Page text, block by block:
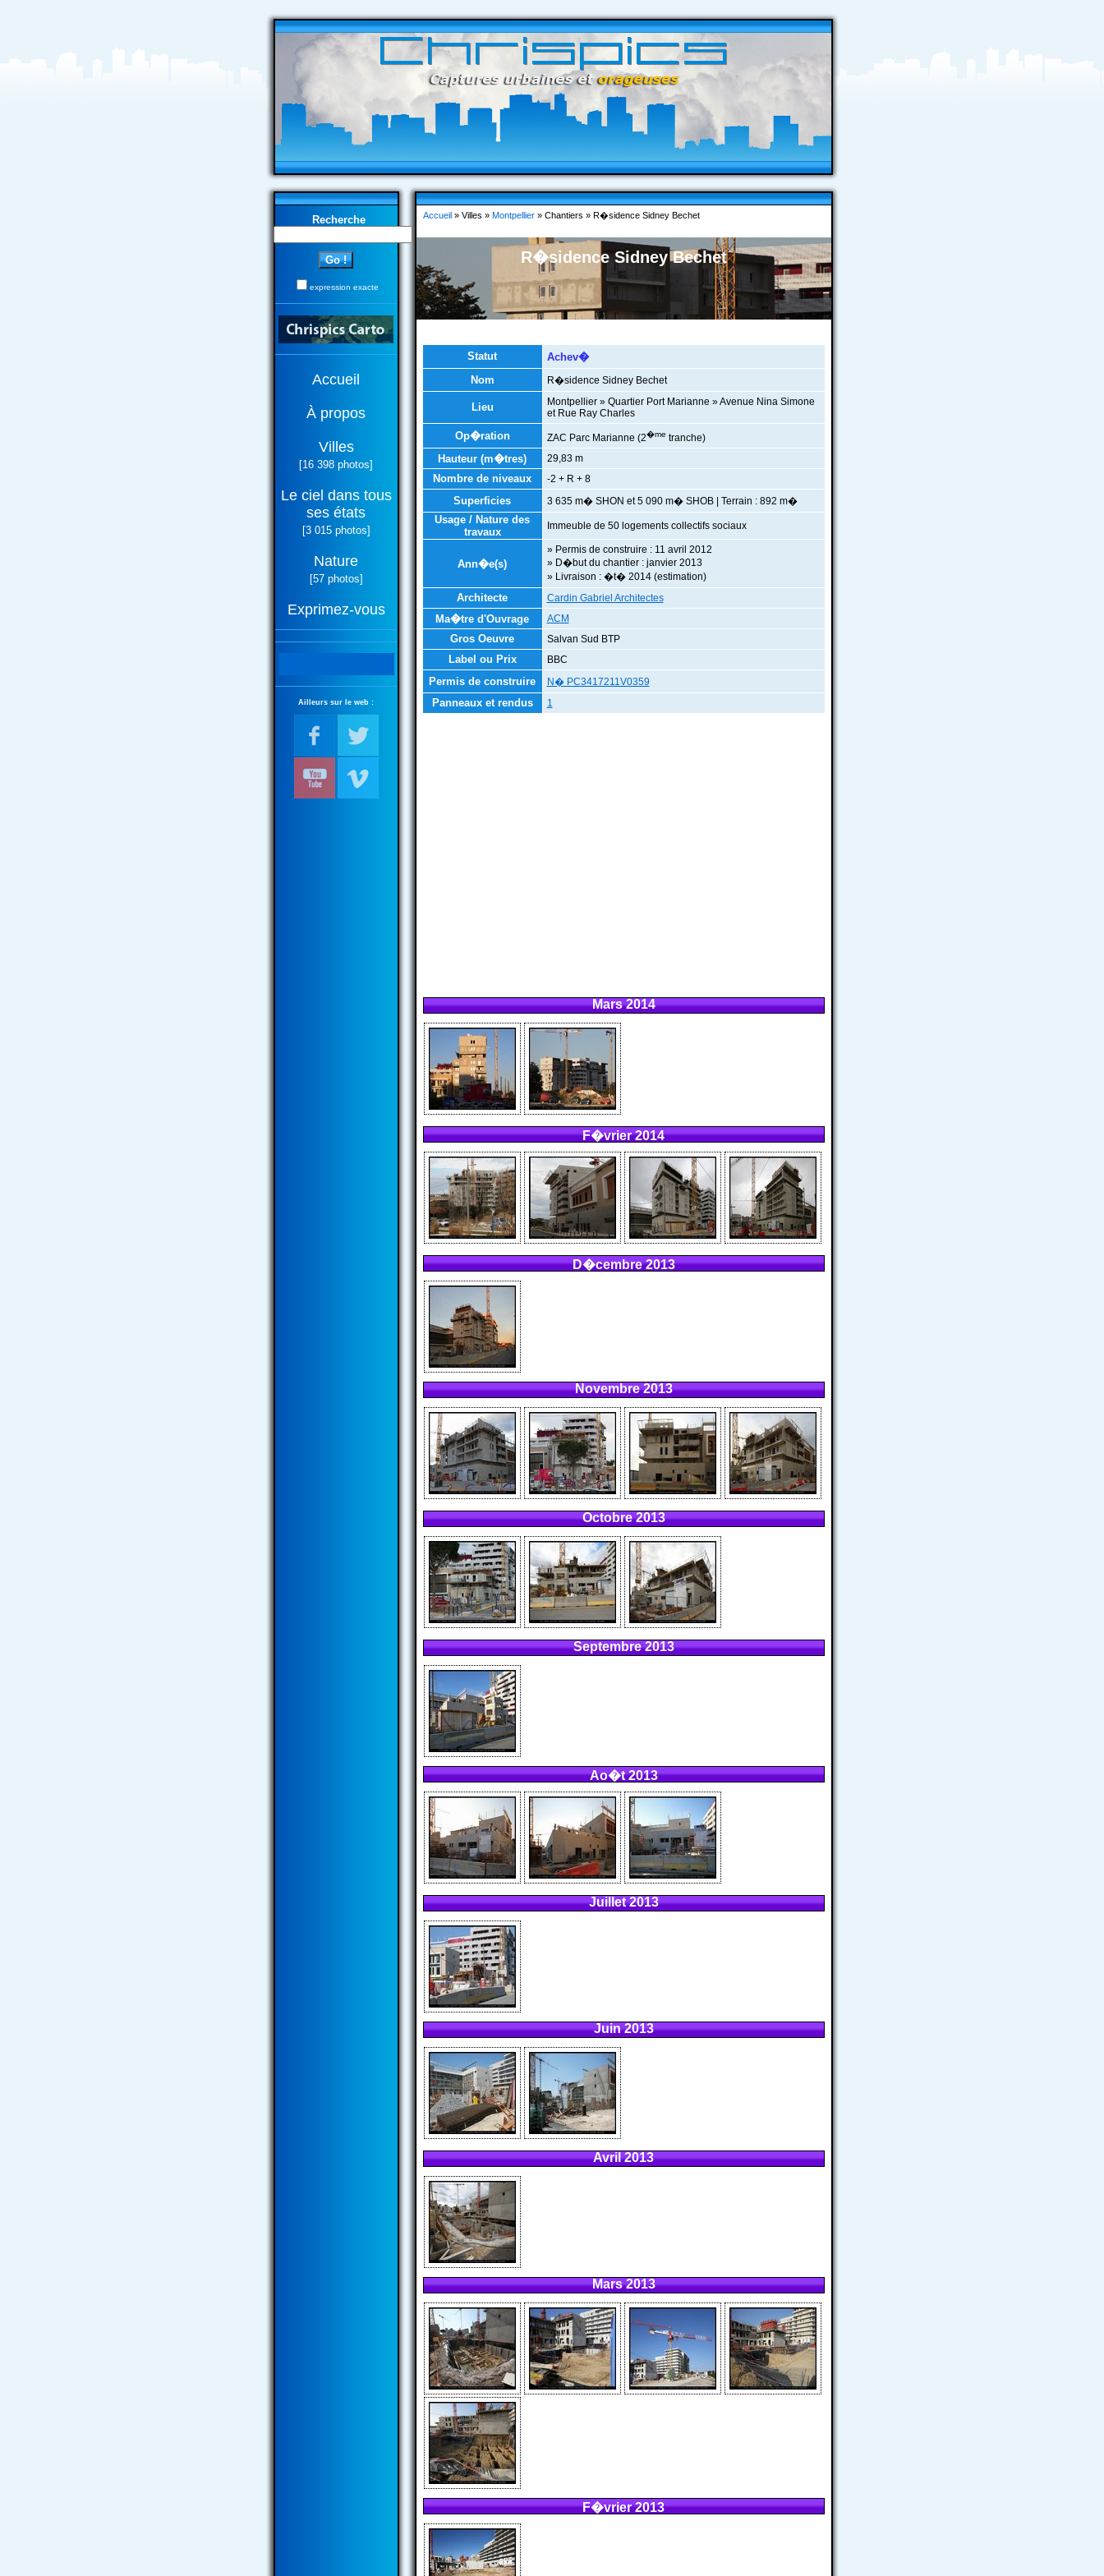
Recherche
expression exacte
Accueil
À propos
Villes
[16 398 photos]
Le ciel dans tous
ses états
[3 015 photos]
Nature
[57 photos]
Exprimez-vous
Ailleurs sur le web :
Accueil» Villes » Montpellier» Chantiers » R�sidence Sidney Bechet
R�sidence Sidney Bechet
Statut
Achev�
Nom
R�sidence Sidney Bechet
Lieu
Montpellier » Quartier Port Marianne » Avenue Nina Simone
et Rue Ray Charles
Op�ration ZAC Parc Marianne (2�me tranche)
Hauteur (m�tres) 29,83 m
Nombre de niveaux -2 + R + 8
Superficies 3 635 m� SHON et 5 090 m� SHOB | Terrain : 892 m�
Usage / Nature des
travaux
Immeuble de 50 logements collectifs sociaux
Ann�e(s)
» Permis de construire : 11 avril 2012
» D�but du chantier : janvier 2013
» Livraison : �t� 2014 (estimation)
Architecte Cardin Gabriel Architectes
Ma�tre d'Ouvrage ACM
Gros Oeuvre Salvan Sud BTP
Label ou Prix BBC
Permis de construire N� PC3417211V0359
Panneaux et rendus 1
Mars 2014
F�vrier 2014
D�cembre 2013
Novembre 2013
Octobre 2013
Septembre 2013
Ao�t 2013
Juillet 2013
Juin 2013
Avril 2013
Mars 2013
F�vrier 2013